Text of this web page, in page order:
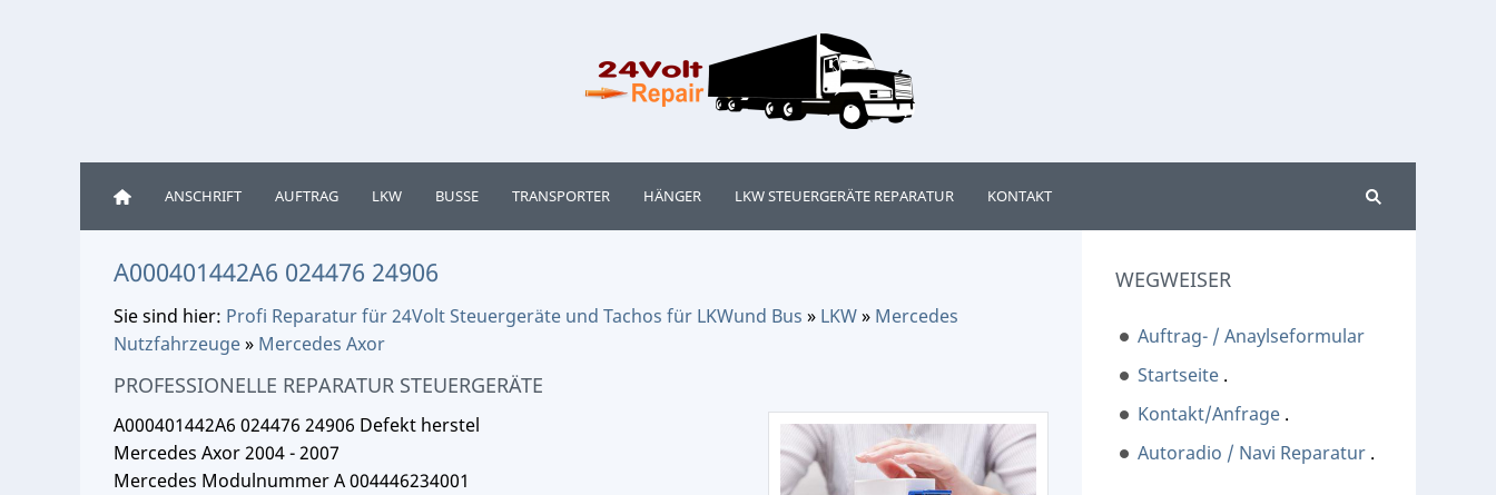
ANSCHRIFT AUFTRAG LKW BUSSE TRANSPORTER HÄNGER LKW STEUERGERÄTE REPARATUR KONTAKT
A000401442A6 024476 24906
Sie sind hier: Profi Reparatur für 24Volt Steuergeräte und Tachos für LKWund Bus » LKW» Mercedes
Nutzfahrzeuge» Mercedes Axor
PROFESSIONELLE REPARATUR STEUERGERÄTE
A000401442A6 024476 24906 Defekt herstel
Mercedes Axor 2004 - 2007
Mercedes Modulnummer A 004446234001
WEGWEISER
Auftrag- / Anaylseformular
Startseite .
Kontakt/Anfrage .
Autoradio / Navi Reparatur .